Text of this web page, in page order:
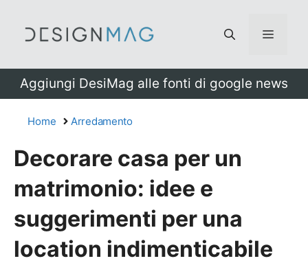
Menu
Aggiungi DesiMag alle fonti di google news
Home Arredamento
Decorare casa per un
matrimonio: idee e
suggerimenti per una
location indimenticabile